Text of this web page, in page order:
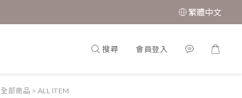
繁體中文
搜尋 會員登入
全部商品 > ALL ITEM